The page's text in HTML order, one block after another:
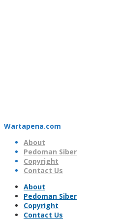
Wartapena.com
About
Pedoman Siber
Copyright
Contact Us
About
Pedoman Siber
Copyright
Contact Us